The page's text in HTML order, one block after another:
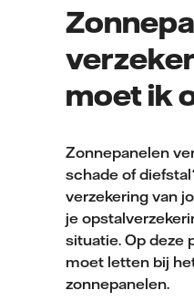
moet ik
Zonnepanelen
schade of
verzekering van
je
situatie. Op deze
moet letten bij
zonnepanelen.